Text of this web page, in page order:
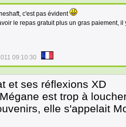
c'est pas évident
le repas gratuit plus un gras paiement,
09:10:30
et ses réflexions XD
est trop à
elle s'appelait